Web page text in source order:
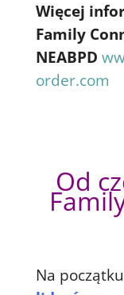
Więcej
Family
NEABPD
order.com
Od
Na